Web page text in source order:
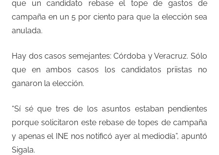
que un candidato rebase el tope de gastos de
campaña en un 5 por ciento para que la elección sea
anulada.
Hay dos casos semejantes: Córdoba y Veracruz. Sólo
que en ambos casos los candidatos priistas no
ganaron la elección.
“Sí sé que tres de los asuntos estaban pendientes
porque solicitaron este rebase de topes de campaña
y apenas el INE nos notificó ayer al mediodía”, apuntó
Sigala.